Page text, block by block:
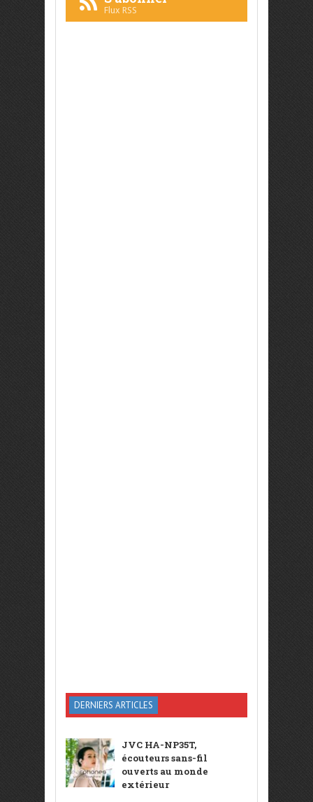
Flux RSS
DERNIERS ARTICLES
JVC HA-NP35T,
écouteurs sans-fil
ouverts au monde
extérieur